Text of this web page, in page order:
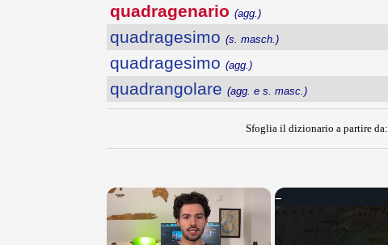
quadragenario (agg.)
quadragesimo (s. masch.)
quadragesimo (agg.)
quadrangolare (agg. e s. masc.)
Sfoglia il dizionario a partire da:
×